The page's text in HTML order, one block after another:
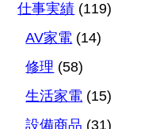
仕事実績 (119)
AV家電 (14)
修理 (58)
生活家電 (15)
設備商品 (31)